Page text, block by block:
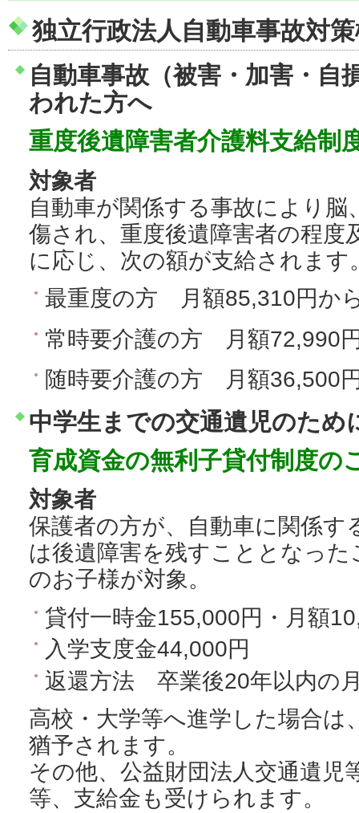
独立行政法人自動車事故対
自動車事故（被害・加害・自
われた方へ
重度後遺障害者介護料支給制
対象者
自動車が関係する事故により脳
傷され、重度後遺障害者の程度
に応じ、次の額が支給されます
最重度の方 月額85,310円か
常時要介護の方 月額72,990
随時要介護の方 月額36,500
中学生までの交通遺児のため
育成資金の無利子貸付制度の
対象者
保護者の方が、自動車に関係す
は後遺障害を残すこととなっ
のお子様が対象。
貸付一時金155,000円・月額
入学支度金44,000円
返還方法 卒業後20年以内の
高校・大学等へ進学した場合は
猶予されます。
その他、公益財団法人交通遺児
等、支給金も受けられます。